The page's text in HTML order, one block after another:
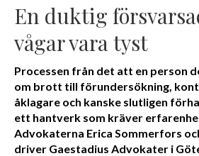
En duktig
vågar vara tyst
Processen från det att en person
om brott till förundersökning,
åklagare och kanske slutligen
ett hantverk som kräver
Advokaterna Erica Sommerfors
driver Gaestadius Advokater i